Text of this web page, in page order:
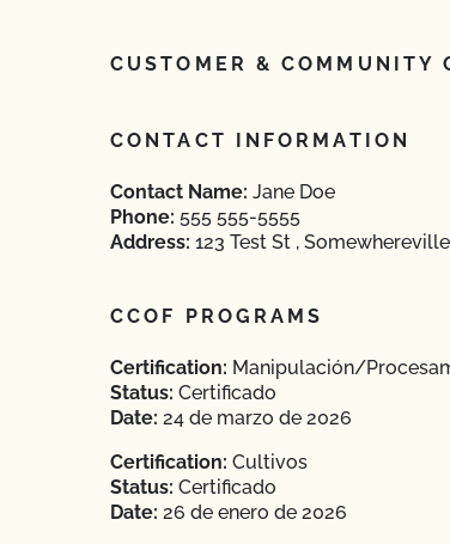
CUSTOMER & COMMUNITY
CONTACT INFORMATION
Contact Name: Jane Doe
Phone: 555 555-5555
Address: 123 Test St ,
CCOF PROGRAMS
Certification: Manipulación/
Status: Certificado
Date: 24 de marzo de 2026
Certification: Cultivos
Status: Certificado
Date: 26 de enero de 2026